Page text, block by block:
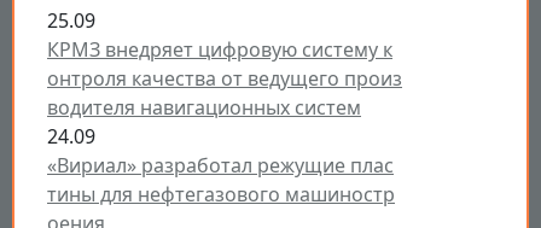
25.09
КРМЗ внедряет цифровую систему к
онтроля качества от ведущего произ
водителя навигационных систем
24.09
«Вириал» разработал режущие плас
тины для нефтегазового машиностр